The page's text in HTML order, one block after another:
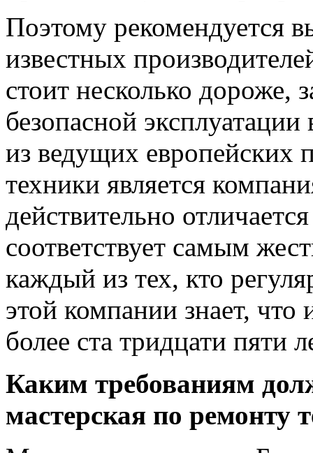
Поэтому рекомендуется
известных
стоит несколько дороже,
безопасной
из ведущих европейских
техники является
действительно
соответствует самым
каждый из тех, кто
этой компании знает, что
более ста тридцати пяти
Каким требованиям
мастерская по ремонту